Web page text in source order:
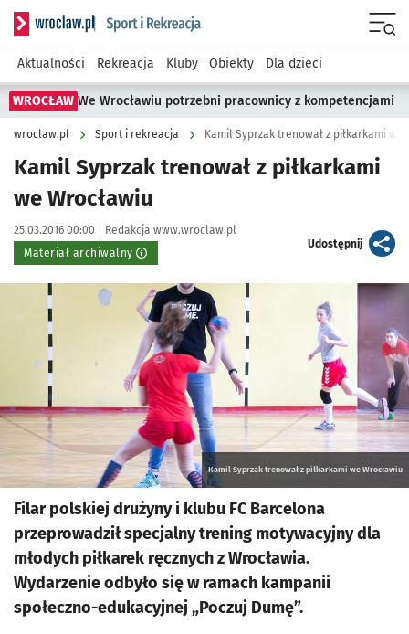
Serwis informacyjny wroclaw.pl podserwis: Sport i rekreacja
Aktualności Rekreacja Kluby Obiekty Dla dzieci
WROCŁAW We Wrocławiu potrzebni pracownicy z kompetencjami
wroclaw.pl Sport i rekreacja Kamil Syprzak trenował z piłkarkami we
Kamil Syprzak trenował z piłkarkami
we Wrocławiu
Data publikacji:
25.03.2016 00:00 | Autor:
Redakcja www.wroclaw.pl
Materiał archiwalny
Udostępnijartykuł
Kliknij, aby powiększyć
Kamil Syprzak trenował z piłkarkami we Wrocławiu
Filar polskiej drużyny i klubu FC Barcelona
przeprowadził specjalny trening motywacyjny dla
młodych piłkarek ręcznych z Wrocławia.
Wydarzenie odbyło się w ramach kampanii
społeczno-edukacyjnej „Poczuj Dumę”.